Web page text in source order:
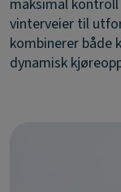
maksimal
vinterveier til
kombinerer både
dynamisk